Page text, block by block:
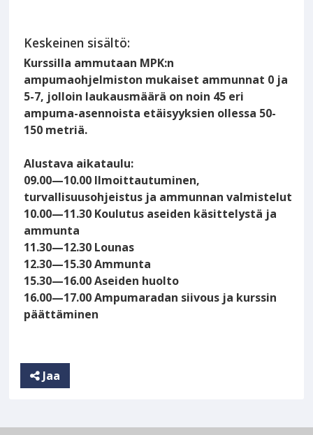
Keskeinen sisältö:
Kurssilla ammutaan MPK:n
ampumaohjelmiston mukaiset ammunnat 0 ja
5-7, jolloin laukausmäärä on noin 45 eri
ampuma-asennoista etäisyyksien ollessa 50-
150 metriä.
Alustava aikataulu:
09.00—10.00 Ilmoittautuminen,
turvallisuusohjeistus ja ammunnan valmistelut
10.00—11.30 Koulutus aseiden käsittelystä ja
ammunta
11.30—12.30 Lounas
12.30—15.30 Ammunta
15.30—16.00 Aseiden huolto
16.00—17.00 Ampumaradan siivous ja kurssin
päättäminen
Jaa